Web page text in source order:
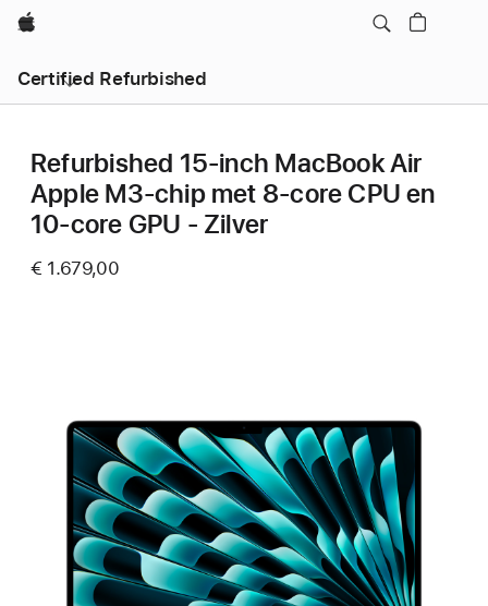
Apple
Certified Refurbished
Refurbished 15-inch MacBook Air
Apple M3-chip met 8‑core CPU en
10‑core GPU - Zilver
€ 1.679,00